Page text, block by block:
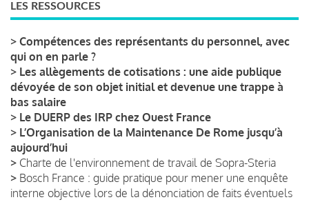
LES RESSOURCES
> Compétences des représentants du personnel, avec
qui on en parle ?
> Les allègements de cotisations : une aide publique
dévoyée de son objet initial et devenue une trappe à
bas salaire
> Le DUERP des IRP chez Ouest France
> L’Organisation de la Maintenance De Rome jusqu’à
aujourd’hui
> Charte de l'environnement de travail de Sopra-Steria
> Bosch France : guide pratique pour mener une enquête
interne objective lors de la dénonciation de faits éventuels